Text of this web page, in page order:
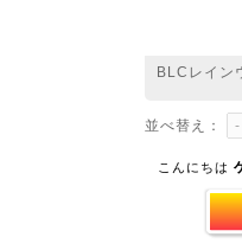
BLCレイン
並べ替え：
こんにちは